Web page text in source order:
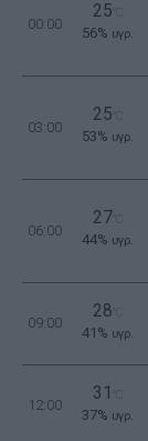
00:00
25
56% υγρ.
03:00
25
53% υγρ.
06:00
27
44% υγρ.
09:00
28
41% υγρ.
12:00
31
37% υγρ.